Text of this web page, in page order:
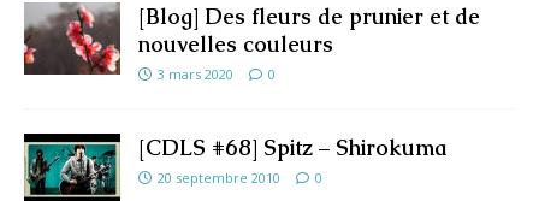
[Blog] Des fleurs de prunier et de
nouvelles couleurs
3 mars 2020 0
[CDLS #68] Spitz – Shirokuma
20 septembre 2010 0